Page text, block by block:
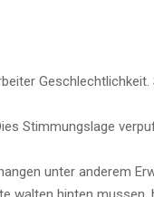
Geschlechtlichkeit.
Stimmungslage
unter anderem